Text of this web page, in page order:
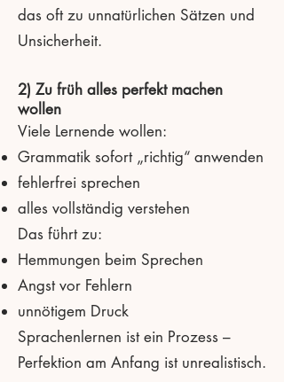
das oft zu unnatürlichen Sätzen und
Unsicherheit.
2) Zu früh alles perfekt machen
wollen
Viele Lernende wollen:
Grammatik sofort „richtig“ anwenden
fehlerfrei sprechen
alles vollständig verstehen
Das führt zu:
Hemmungen beim Sprechen
Angst vor Fehlern
unnötigem Druck
Sprachenlernen ist ein Prozess –
Perfektion am Anfang ist unrealistisch.